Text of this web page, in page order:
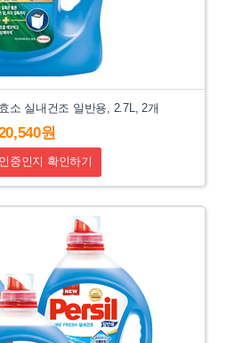
소 실내건조 일반용, 2.7L, 2개
원
중인지 확인하기